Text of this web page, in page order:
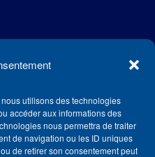
utilisons des technologies
accéder aux informations des
nous permettra de traiter
de navigation ou les ID uniques
de retirer son consentement peut